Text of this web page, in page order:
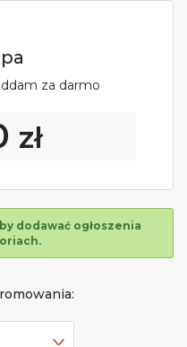
za darmo
zł
dodawać ogłoszenia